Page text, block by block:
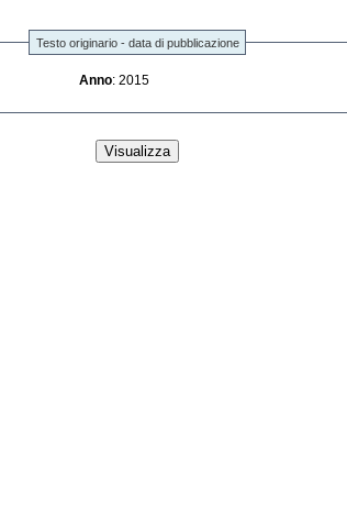
Testo originario - data di pubblicazione
Anno : 2015